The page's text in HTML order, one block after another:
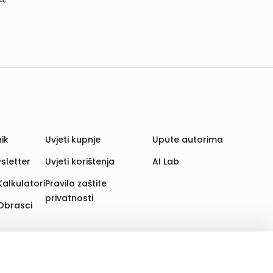
Uvjeti kupnje
Uvjeti korištenja
Pravila zaštite
privatnosti
Upute autorima
AI Lab